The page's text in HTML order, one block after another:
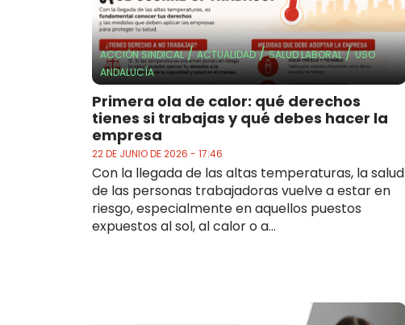
ACCIÓN SINDICAL/ACTUALIDAD/SALUD LABORAL/USO
ANDALUCÍA
Primera ola de calor: qué derechos
tienes si trabajas y qué debes hacer la
empresa
22 DE JUNIO DE 2026 - 17:46
Con la llegada de las altas temperaturas, la salud
de las personas trabajadoras vuelve a estar en
riesgo, especialmente en aquellos puestos
expuestos al sol, al calor o a...